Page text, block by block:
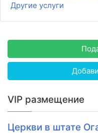
Другие услуги
VIP размещение
Церкви в штате